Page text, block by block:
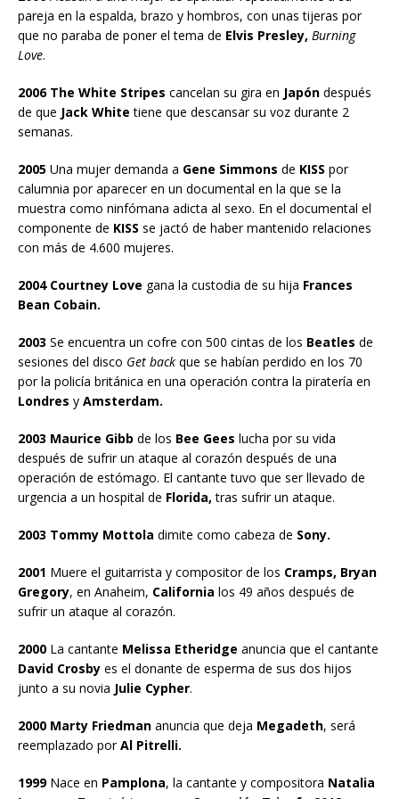
pareja en la espalda, brazo y hombros, con unas tijeras por
que no paraba de poner el tema de Elvis Presley, Burning
Love.
2006 The White Stripes cancelan su gira en Japón después
de que Jack White tiene que descansar su voz durante 2
semanas.
2005 Una mujer demanda a Gene Simmons de KISS por
calumnia por aparecer en un documental en la que se la
muestra como ninfómana adicta al sexo. En el documental el
componente de KISS se jactó de haber mantenido relaciones
con más de 4.600 mujeres.
2004 Courtney Love gana la custodia de su hija Frances
Bean Cobain.
2003 Se encuentra un cofre con 500 cintas de los Beatles de
sesiones del disco Get back que se habían perdido en los 70
por la policía británica en una operación contra la piratería en
Londres y Amsterdam.
2003 Maurice Gibb de los Bee Gees lucha por su vida
después de sufrir un ataque al corazón después de una
operación de estómago. El cantante tuvo que ser llevado de
urgencia a un hospital de Florida, tras sufrir un ataque.
2003 Tommy Mottola dimite como cabeza de Sony.
2001 Muere el guitarrista y compositor de los Cramps, Bryan
Gregory, en Anaheim, California los 49 años después de
sufrir un ataque al corazón.
2000 La cantante Melissa Etheridge anuncia que el cantante
David Crosby es el donante de esperma de sus dos hijos
junto a su novia Julie Cypher.
2000 Marty Friedman anuncia que deja Megadeth, será
reemplazado porAl Pitrelli.
1999Nace en Pamplona, la cantante y compositora Natalia